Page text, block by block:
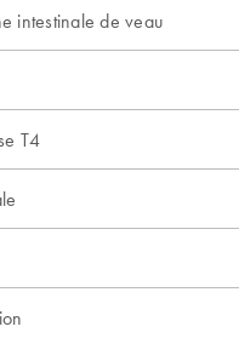
intestinale de veau
T4